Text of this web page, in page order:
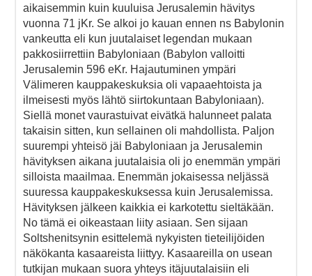
aikaisemmin kuin kuuluisa Jerusalemin hävitys
vuonna 71 jKr. Se alkoi jo kauan ennen ns Babylonin
vankeutta eli kun juutalaiset legendan mukaan
pakkosiirrettiin Babyloniaan (Babylon valloitti
Jerusalemin 596 eKr. Hajautuminen ympäri
Välimeren kauppakeskuksia oli vapaaehtoista ja
ilmeisesti myös lähtö siirtokuntaan Babyloniaan).
Siellä monet vaurastuivat eivätkä halunneet palata
takaisin sitten, kun sellainen oli mahdollista. Paljon
suurempi yhteisö jäi Babyloniaan ja Jerusalemin
hävityksen aikana juutalaisia oli jo enemmän ympäri
silloista maailmaa. Enemmän jokaisessa neljässä
suuressa kauppakeskuksessa kuin Jerusalemissa.
Hävityksen jälkeen kaikkia ei karkotettu sieltäkään.
No tämä ei oikeastaan liity asiaan. Sen sijaan
Soltshenitsynin esittelemä nykyisten tieteilijöiden
näkökanta kasaareista liittyy. Kasaareilla on usean
tutkijan mukaan suora yhteys itäjuutalaisiin eli